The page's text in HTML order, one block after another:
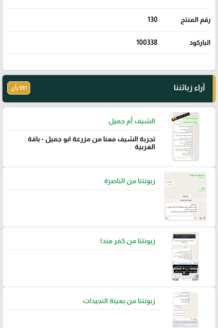
رقم المنتج 130
الباركود 100338
آراء زبائننا 591 رأي
الشيف أم جميل
تجربة الشيف معنا من مزرعة ابو جميل - باقة
الغربية
زبونتنا من الناصرة
زبونتنا من كفر مندا
زبونتنا من بعينة النجيدات